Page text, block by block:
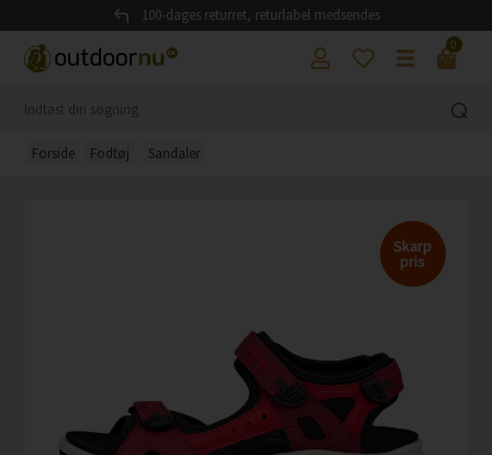
100-dages returret, returlabel medsendes
0
Forside Fodtøj Sandaler
Skarp
pris